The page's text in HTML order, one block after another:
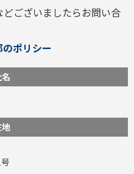
ございましたらお問い合
ポリシー